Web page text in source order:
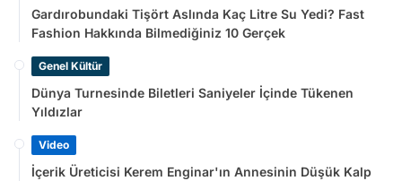
Gardırobundaki Tişört Aslında Kaç Litre Su Yedi? Fast
Fashion Hakkında Bilmediğiniz 10 Gerçek
Genel Kültür
Dünya Turnesinde Biletleri Saniyeler İçinde Tükenen
Yıldızlar
Video
İçerik Üreticisi Kerem Enginar'ın Annesinin Düşük Kalp